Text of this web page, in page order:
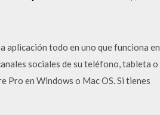
aplicación todo en uno que funciona en
sociales de su teléfono, tableta o
Pro en Windows o Mac OS. Si tienes